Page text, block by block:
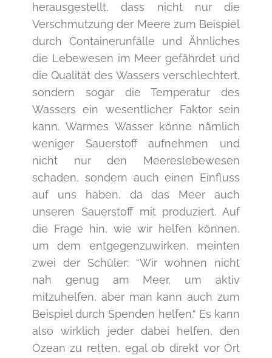
herausgestellt, dass nicht nur die
Verschmutzung der Meere zum Beispiel
durch Containerunfälle und Ähnliches
die Lebewesen im Meer gefährdet und
die Qualität des Wassers verschlechtert,
sondern sogar die Temperatur des
Wassers ein wesentlicher Faktor sein
kann. Warmes Wasser könne nämlich
weniger Sauerstoff aufnehmen und
nicht nur den Meereslebewesen
schaden, sondern auch einen Einfluss
auf uns haben, da das Meer auch
unseren Sauerstoff mit produziert. Auf
die Frage hin, wie wir helfen können,
um dem entgegenzuwirken, meinten
zwei der Schüler: “Wir wohnen nicht
nah genug am Meer, um aktiv
mitzuhelfen, aber man kann auch zum
Beispiel durch Spenden helfen.“ Es kann
also wirklich jeder dabei helfen, den
Ozean zu retten, egal ob direkt vor Ort